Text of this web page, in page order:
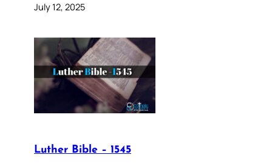
July 12, 2025
Luther Bible – 1545